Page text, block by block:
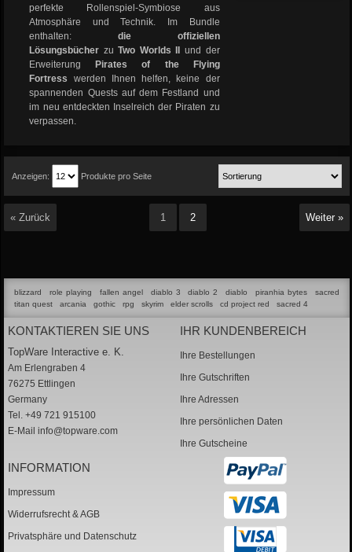
perfekte Rollenspiel-Symbiose aus
Atmosphäre und Technik. Im Bundle
enthalten: die offiziellen
Lösungsbücher zuTwo Worlds II
und der
Erweiterung
Pirates of the Flying
Fortress
werden Ihnen helfen, keine der
spannenden Quests auf dem Festland und
im neu entdeckten Inselreich der Piraten zu
verpassen.
Anzeigen: Produkte pro Seite
« Zurück 1 2 Weiter »
blizzard role playing fallen angel diablo 3 diablo 2 diablo piranhia bytes
sacred
titan quest
arcania gothic rpg skyrim elder scrolls cd project red sacred 4
KONTAKTIEREN SIE UNS
TopWare Interactive e. K.
Am Erlengraben 4
76275 Ettlingen
Germany
Tel. +49 721 915100
E-Mail info@topware.com
IHR KUNDENBEREICH
Ihre Bestellungen
Ihre Gutschriften
Ihre Adressen
Ihre persönlichen Daten
Ihre Gutscheine
INFORMATION
Impressum
Widerrufsrecht & AGB
Privatsphäre und Datenschutz